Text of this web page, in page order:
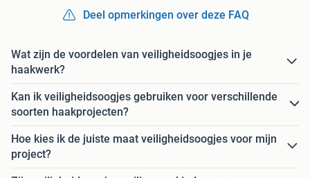
Deel opmerkingen over deze FAQ
Wat zijn de voordelen van veiligheidsoogjes in je
haakwerk?
Kan ik veiligheidsoogjes gebruiken voor verschillende
soorten haakprojecten?
Hoe kies ik de juiste maat veiligheidsoogjes voor mijn
project?